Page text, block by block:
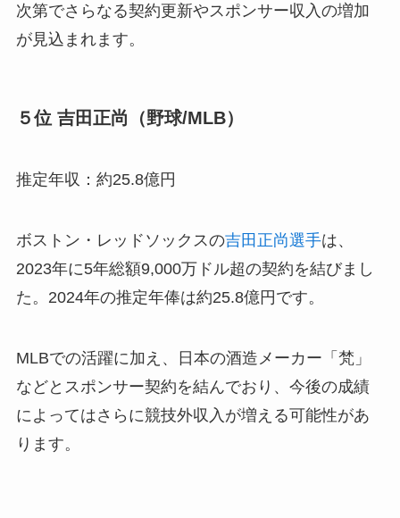
次第でさらなる契約更新やスポンサー収入の増加
が見込まれます。
５位 吉田正尚（野球/MLB）
推定年収：約25.8億円
ボストン・レッドソックスの吉田正尚選手は、
2023年に5年総額9,000万ドル超の契約を結びまし
た。2024年の推定年俸は約25.8億円です。
MLBでの活躍に加え、日本の酒造メーカー「梵」
などとスポンサー契約を結んでおり、今後の成績
によってはさらに競技外収入が増える可能性があ
ります。